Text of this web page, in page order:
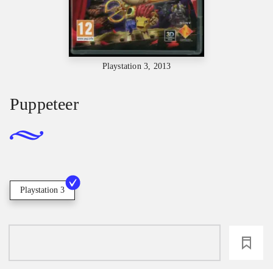
Playstation 3, 2013
Puppeteer
Playstation 3